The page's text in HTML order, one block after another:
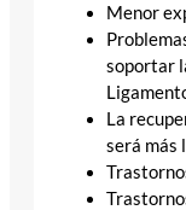
Menor
soportar
La
será más